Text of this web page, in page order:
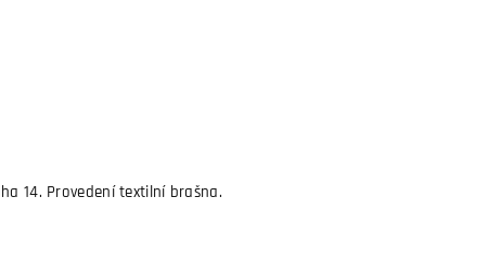
14. Provedení textilní brašna.